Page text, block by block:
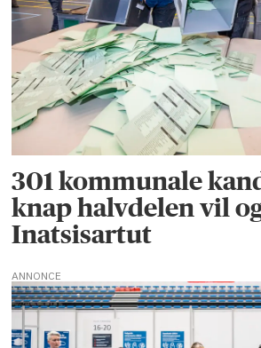
301 kommunale
knap halvdelen vil
Inatsisartut
ANNONCE